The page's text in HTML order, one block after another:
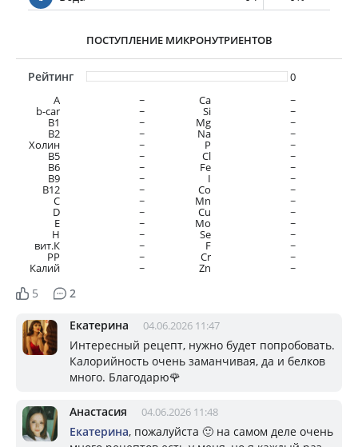
ПОСТУПЛЕНИЕ МИКРОНУТРИЕНТОВ
Рейтинг
0
A
~
b-car ~
В1 ~
B2 ~
Холин ~
B5 ~
B6 ~
B9 ~
B12 ~
C ~
D ~
E ~
H ~
вит.К ~
PP ~
Калий ~
Ca ~
Si ~
Mg ~
Na ~
P ~
Cl ~
Fe ~
I ~
Co ~
Mn ~
Cu ~
Mo ~
Se ~
F ~
Cr ~
Zn ~
5 2
Екатерина 04.06.2026 11:47
Интересный рецепт, нужно будет попробовать.
Калорийность очень заманчивая, да и белков
много. Благодарю🌹
Анастасия 04.06.2026 11:48
Екатерина, пожалуйста 🙂 на самом деле очень